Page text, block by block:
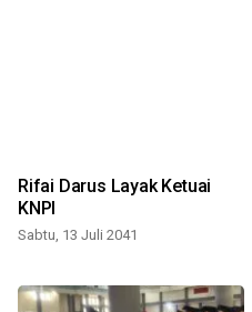
Rifai Darus Layak Ketuai
KNPI
Sabtu, 13 Juli 2041